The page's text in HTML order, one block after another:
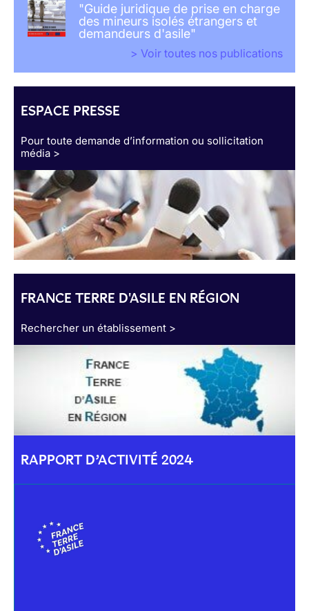
"Guide juridique de prise en charge
des mineurs isolés étrangers et
demandeurs d'asile"
> Voir toutes nos publications
ESPACE PRESSE
Pour toute demande d’information ou sollicitation
média >
FRANCE TERRE D'ASILE EN RÉGION
Rechercher un établissement >
RAPPORT D’ACTIVITÉ 2024